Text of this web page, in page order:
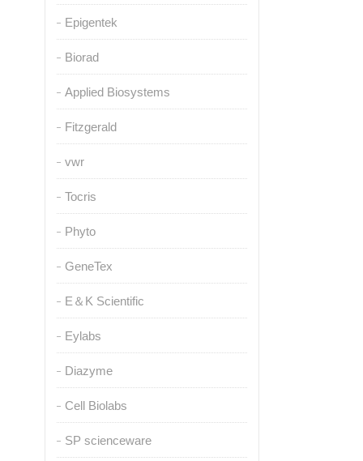
Epigentek
Biorad
Applied Biosystems
Fitzgerald
vwr
Tocris
Phyto
GeneTex
E＆K Scientific
Eylabs
Diazyme
Cell Biolabs
SP scienceware